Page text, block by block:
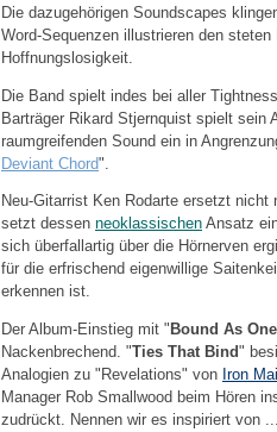
Die dazugehörigen Soundscapes
Word-Sequenzen illustrieren den
Hoffnungslosigkeit.
Die Band spielt indes bei aller
Barträger Rikard Stjernquist spielt sein
raumgreifenden Sound ein in
Deviant Chord".
Neu-Gitarrist Ken Rodarte ersetzt nicht
setzt dessen neoklassischen Ansatz
sich überfallartig über die Hörnerven
für die erfrischend eigenwillige
erkennen ist.
Der Album-Einstieg mit " Bound As One
Nackenbrechend. "Ties That Bind"
Analogien zu "Revelations" von Iron
Manager Rob Smallwood beim Hören
zudrückt. Nennen wir es inspiriert von